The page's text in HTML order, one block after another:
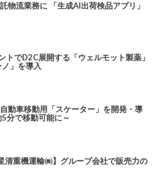
物流業務に 「生成AI出荷検品アプリ」
トでD2C展開する「ウェルモット製薬」
」を導入
動車移動用「スケーター」を開発・導
分で移動可能に～
清重機運輸㈱】グループ会社で販売力の